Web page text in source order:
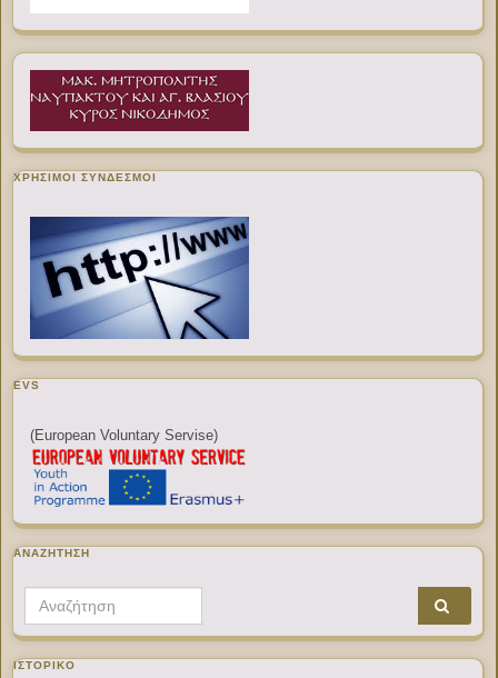
ΧΡΉΣΙΜΟΙ ΣΎΝΔΕΣΜΟΙ
EVS
(European Voluntary Servise)
ΑΝΑΖΉΤΗΣΗ
Search for:
ΙΣΤΟΡΙΚΌ